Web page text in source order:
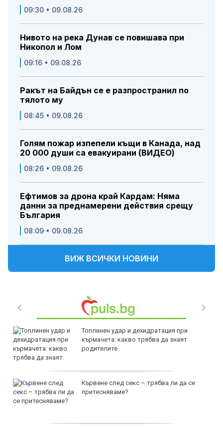
09:30 • 09.08.26
Нивото на река Дунав се повишава при
Никопол и Лом
09:16 • 09.08.26
Ракът на Байдън се е разпространил по
тялото му
08:45 • 09.08.26
Голям пожар изпепели къщи в Канада, над
20 000 души са евакуирани (ВИДЕО)
08:26 • 09.08.26
Ефтимов за дрона край Кардам: Няма
данни за преднамерени действия срещу
България
08:09 • 09.08.26
ВИЖ ВСИЧКИ НОВИНИ
Топлинен удар и дехидратация при
кърмачета: какво трябва да знаят
родителите
Кървене след секс – трябва ли да се
притесняваме?